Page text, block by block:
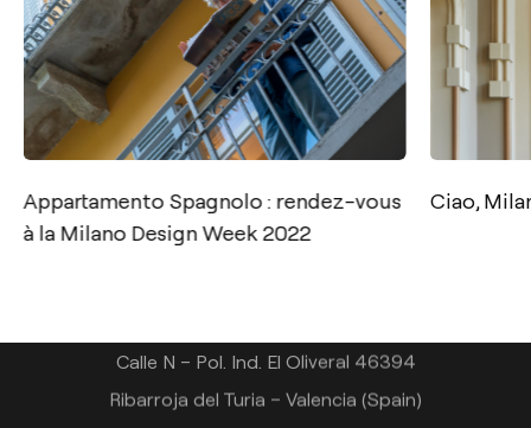
Appartamento Spagnolo : rendez-vous
à la Milano Design Week 2022
Ciao,
Contact
Tel.: +34 961 667 207
+33 182 885 200
Calle N – Pol. Ind. El Oliveral 46394
Ribarroja del Turia – Valencia (Spain)